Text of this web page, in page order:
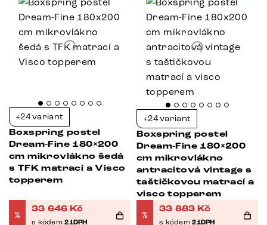
+24 variant
Boxspring postel
Dream-Fine 180×200
cm mikrovlákno šedá
s TFK matrací a Visco
topperem
%
33 646 Kč
s kódem21DPH
+24 variant
Boxspring postel
Dream-Fine 180×200
cm mikrovlákno
antracitová vintage s
taštičkovou matrací a
visco topperem
%
33 883 Kč
s kódem21DPH